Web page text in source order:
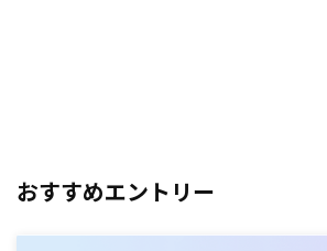
おすすめエントリー